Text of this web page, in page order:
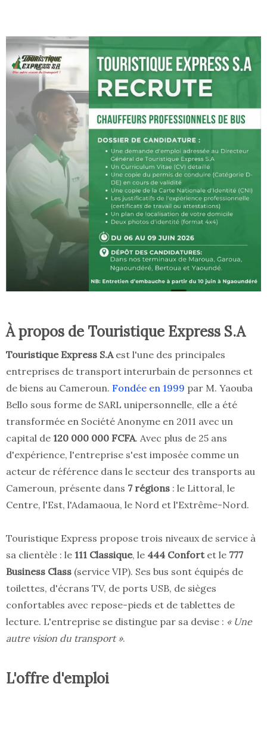
À propos de Touristique Express S.A
Touristique Express S.Aest l'une des principales
entreprises de transport interurbain de personnes et
de biens au Cameroun. Fondée en 1999 par M. Yaouba
Bello sous forme de SARL unipersonnelle, elle a été
transformée en Société Anonyme en 2011 avec un
capital de 120 000 000 FCFA. Avec plus de 25 ans
d'expérience, l'entreprise s'est imposée comme un
acteur de référence dans le secteur des transports au
Cameroun, présente dans 7 régions : le Littoral, le
Centre, l'Est, l'Adamaoua, le Nord et l'Extrême-Nord.
Touristique Express propose trois niveaux de service à
sa clientèle : le 111 Classique, le 444 Confortet le 777
Business Class (service VIP). Ses bus sont équipés de
toilettes, d'écrans TV, de ports USB, de sièges
confortables avec repose-pieds et de tablettes de
lecture. L'entreprise se distingue par sa devise : « Une
autre vision du transport ».
L'offre d'emploi